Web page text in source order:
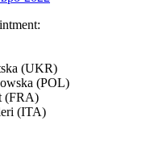
(UKR)
(POL)
(FRA)
(ITA)